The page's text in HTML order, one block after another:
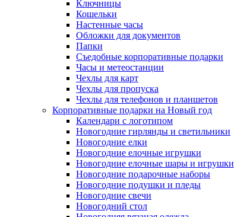
Ключницы
Кошельки
Настенные часы
Обложки для документов
Папки
Съедобные корпоративные подарки
Часы и метеостанции
Чехлы для карт
Чехлы для пропуска
Чехлы для телефонов и планшетов
Корпоративные подарки на Новый год
Календари с логотипом
Новогодние гирлянды и светильники
Новогодние елки
Новогодние елочные игрушки
Новогодние елочные шары и игрушки
Новогодние подарочные наборы
Новогодние подушки и пледы
Новогодние свечи
Новогодний стол